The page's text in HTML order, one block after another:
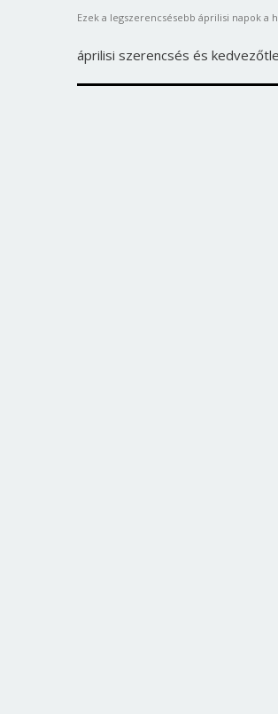
Ezek a legszerencsésebb áprilisi napok a
áprilisi szerencsés és